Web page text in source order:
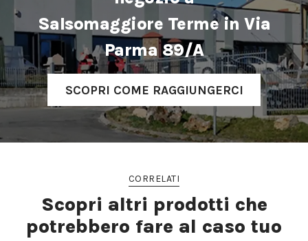
Salsomaggiore Terme in Via
Parma 89/A
SCOPRI COME RAGGIUNGERCI
CORRELATI
Scopri altri prodotti che
potrebbero fare al caso tuo